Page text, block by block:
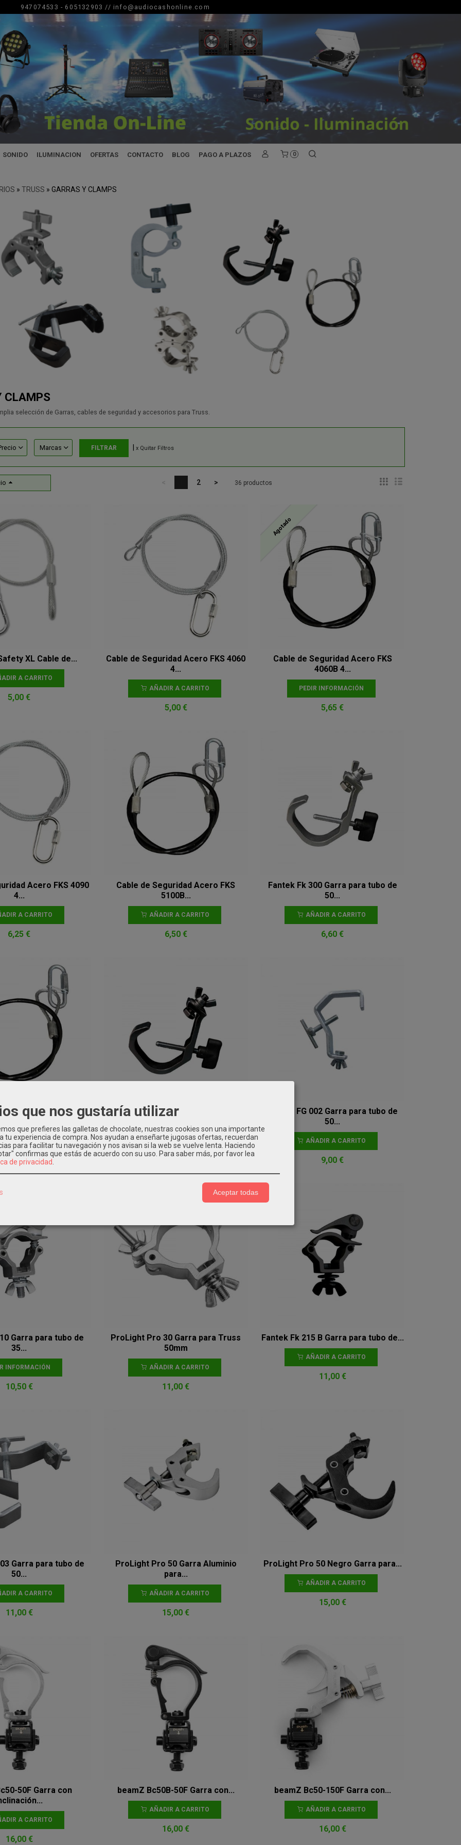
947074533 - 605132903 // info@audiocashonline.com
SONIDO ILUMINACION OFERTAS CONTACTO BLOG PAGO A PLAZOS 0
» TRUSS » GARRAS Y CLAMPS
CLAMPS
selección de Garras, cables de seguridad y accesorios para Truss.
Marcas x Quitar Filtros
2 > 36 productos
XL Cable de...
A CARRITO
5,00 €
Cable de Seguridad Acero FKS 4060
4...
AÑADIR A CARRITO
5,00 €
Agotado
Cable de Seguridad Acero FKS
4060B 4...
PEDIR INFORMACIÓN
5,65 €
Acero FKS 4090
4...
A CARRITO
6,25 €
Cable de Seguridad Acero FKS
5100B...
AÑADIR A CARRITO
6,50 €
Fantek Fk 300 Garra para tubo de
50...
AÑADIR A CARRITO
6,60 €
Acero FKS 4100B
A CARRITO
6,75 €
Fantek Fk 300B Garra para tubo de
AÑADIR A CARRITO
Fantek FG 002 Garra para tubo de
50...
AÑADIR A CARRITO
9,00 €
Garra para tubo de
35...
INFORMACIÓN
10,50 €
ProLight Pro 30 Garra para Truss
50mm
AÑADIR A CARRITO
11,00 €
Fantek Fk 215 B Garra para tubo de...
AÑADIR A CARRITO
11,00 €
Garra para tubo de
50...
A CARRITO
11,00 €
ProLight Pro 50 Garra Aluminio
para...
AÑADIR A CARRITO
15,00 €
ProLight Pro 50 Negro Garra para...
AÑADIR A CARRITO
15,00 €
50F Garra con
A CARRITO
16,00 €
beamZ Bc50B-50F Garra con...
AÑADIR A CARRITO
16,00 €
beamZ Bc50-150F Garra con...
AÑADIR A CARRITO
16,00 €
que nos gustaría utilizar
que prefieres las galletas de chocolate, nuestras cookies son una importante
tu experiencia de compra. Nos ayudan a enseñarte jugosas ofertas, recuerdan
para facilitar tu navegación y nos avisan si la web se vuelve lenta. Haciendo
confirmas que estás de acuerdo con su uso. Para saber más, por favor lea
de privacidad
Aceptar todas